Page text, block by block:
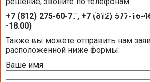
+7 (812) 275-60-77, +7 (812) 577-16-
-18.00)
Также вы можете отправить нам
расположенной ниже формы:
Ваше имя
КОНТРОЛЛЕРЫ